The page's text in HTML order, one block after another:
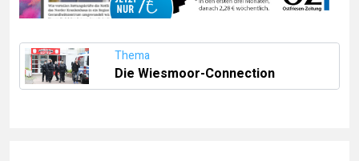
Thema
Die Wiesmoor-Connection